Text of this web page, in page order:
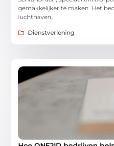
gemakkelijker te maken. Het
luchthaven,
Dienstverlening